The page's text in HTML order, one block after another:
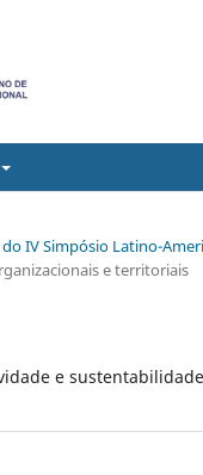
IV Simpósio Latino-
e territoriais
e